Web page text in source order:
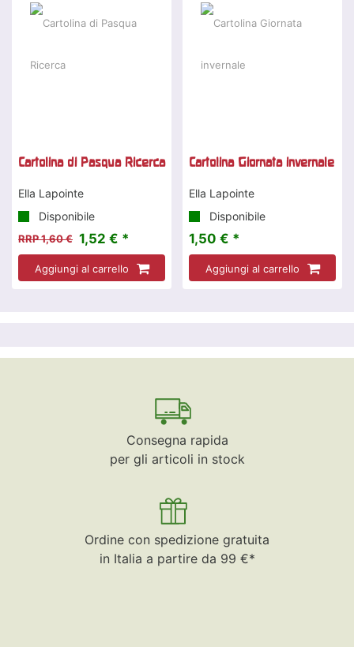
Cartolina di Pasqua Ricerca
Ella Lapointe
Disponibile
RRP 1,60 € 1,52 € *
Aggiungi al carrello
Cartolina Giornata invernale
Ella Lapointe
Disponibile
1,50 € *
Aggiungi al carrello
Consegna rapida
per gli articoli in stock
Ordine con spedizione gratuita
in Italia a partire da 99 €*